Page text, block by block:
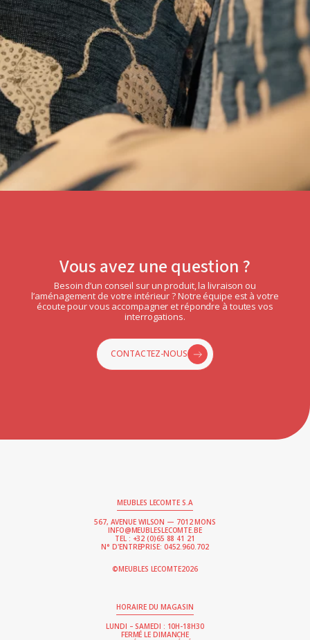
Vous avez une question ?
Besoin d’un conseil sur un produit, la livraison ou
l’aménagement de votre intérieur ? Notre équipe est à votre
écoute pour vous accompagner et répondre à toutes vos
interrogations.
CONTACTEZ-NOUS
MEUBLES LECOMTE S.A
567, AVENUE WILSON — 7012 MONS
INFO@MEUBLESLECOMTE.BE
TEL : +32 (0)65 88 41 21
N° D'ENTREPRISE: 0452.960.702
©MEUBLES LECOMTE2026
HORAIRE DU MAGASIN
LUNDI – SAMEDI : 10H-18H30
FERMÉ LE DIMANCHE